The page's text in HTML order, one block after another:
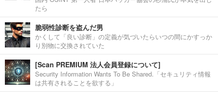
たら
脆弱性診断を盗んだ男
かくして「良い診断」の定義が気づいたらいつの間にかすっか
り別物に交換されていた
[Scan PREMIUM 法人会員登録について]
Security Information Wants To Be Shared.「セキュリティ情報
は共有されることを欲する」